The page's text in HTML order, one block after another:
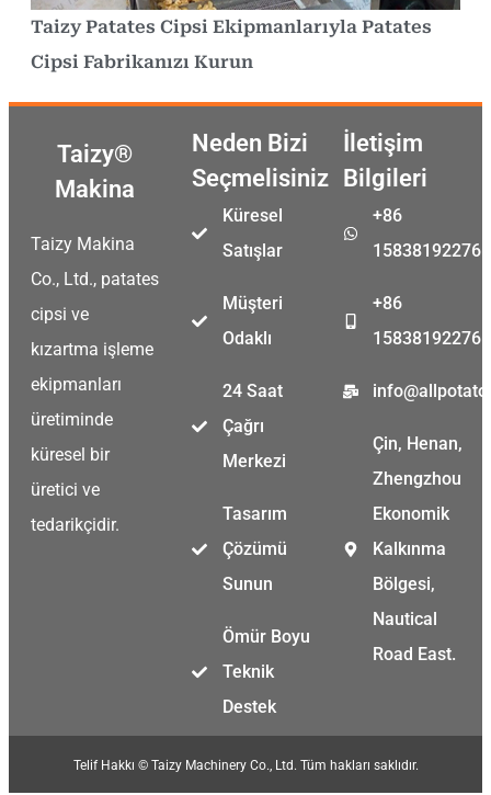
Taizy Patates Cipsi Ekipmanlarıyla Patates
Cipsi Fabrikanızı Kurun
Taizy®
Makina
Taizy Makina
Co., Ltd., patates
cipsi ve
kızartma işleme
ekipmanları
üretiminde
küresel bir
üretici ve
tedarikçidir.
Neden Bizi
Seçmelisiniz
Küresel
Satışlar
Müşteri
Odaklı
24 Saat
Çağrı
Merkezi
Tasarım
Çözümü
Sunun
Ömür Boyu
Teknik
Destek
İletişim
Bilgileri
+86
15838192276
+86
15838192276
Çin, Henan,
Zhengzhou
Ekonomik
Kalkınma
Bölgesi,
Nautical
Road East.
Telif Hakkı © Taizy Machinery Co., Ltd. Tüm hakları saklıdır.